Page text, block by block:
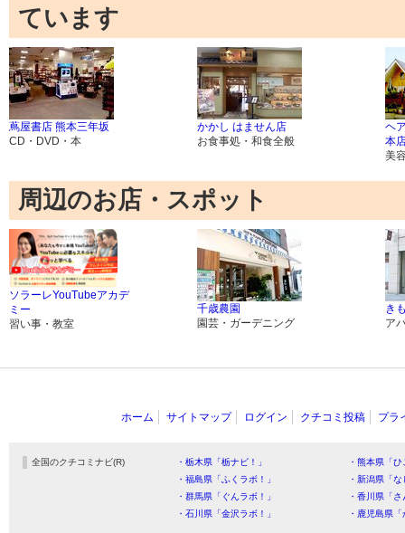
ています
蔦屋書店 熊本三年坂
CD・DVD・本
かかし はません店
お食事処・和食全般
ヘ
本
美
周辺のお店・スポット
ソラーレYouTubeアカデ
ミー
習い事・教室
千歳農園
園芸・ガーデニング
き
ア
ホーム サイトマップ ログイン クチコミ投稿 プラ
全国のクチコミナビ(R) ・栃木県「栃ナビ！」
・熊本県「
・福島県「ふくラボ！」
・新潟県「
・群馬県「ぐんラボ！」
・香川県「
・石川県「金沢ラボ！」
・鹿児島県